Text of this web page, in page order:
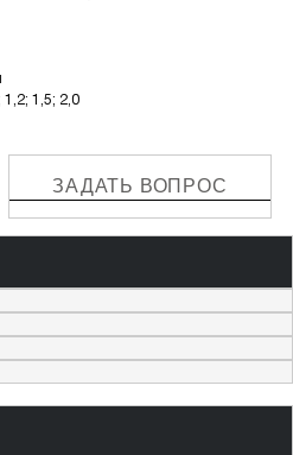
ЗАДАТЬ ВОПРОС
1,5; 2,0